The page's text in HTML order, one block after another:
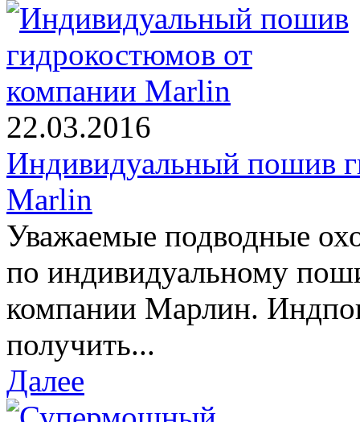
22.03.2016
Индивидуальный пошив
Marlin
Уважаемые подводные
по индивидуальному
компании Марлин.
получить...
Далее